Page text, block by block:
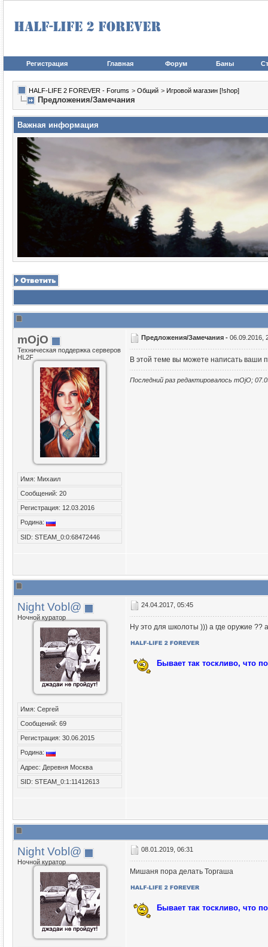
Регистрация Главная Форум Баны
HALF-LIFE 2 FOREVER - Forums > Общий > Игровой магазин [!shop]
Предложения/Замечания
Важная информация
mOjO
Техническая поддержка серверов
HL2F
Имя: Михаил
Сообщений: 20
Регистрация: 12.03.2016
Родина:
SID: STEAM_0:0:68472446
Предложения/Замечания - 06.09.2016,
В этой теме вы можете написать ваши
Последний раз редактировалось mOjO;
Night Vobl@
Ночной куратор
Имя: Сергей
Сообщений: 69
Регистрация: 30.06.2015
Родина:
Адрес: Деревня Москва
SID: STEAM_0:1:11412613
24.04.2017, 05:45
Ну это для школоты ))) а где оружие ??
Бывает так тоскливо, что
Night Vobl@
Ночной куратор
08.01.2019, 06:31
Мишаня пора делать Торгаша
Бывает так тоскливо, что